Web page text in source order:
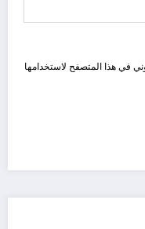
في هذا المتصفح لاستخدامها